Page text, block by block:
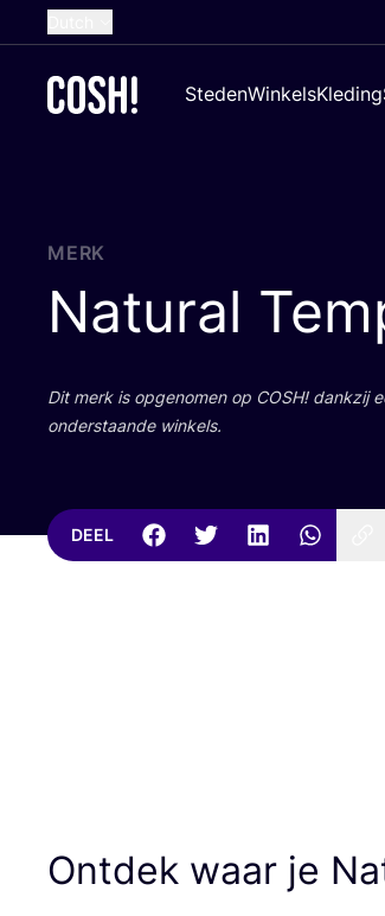
French
Croatian
StedenWinkelsKleding
MERK
Natural
Dit merk is opge­no­men op COSH! dank­zij
onder­staan­de winkels.
DEEL
Ontdek waar je